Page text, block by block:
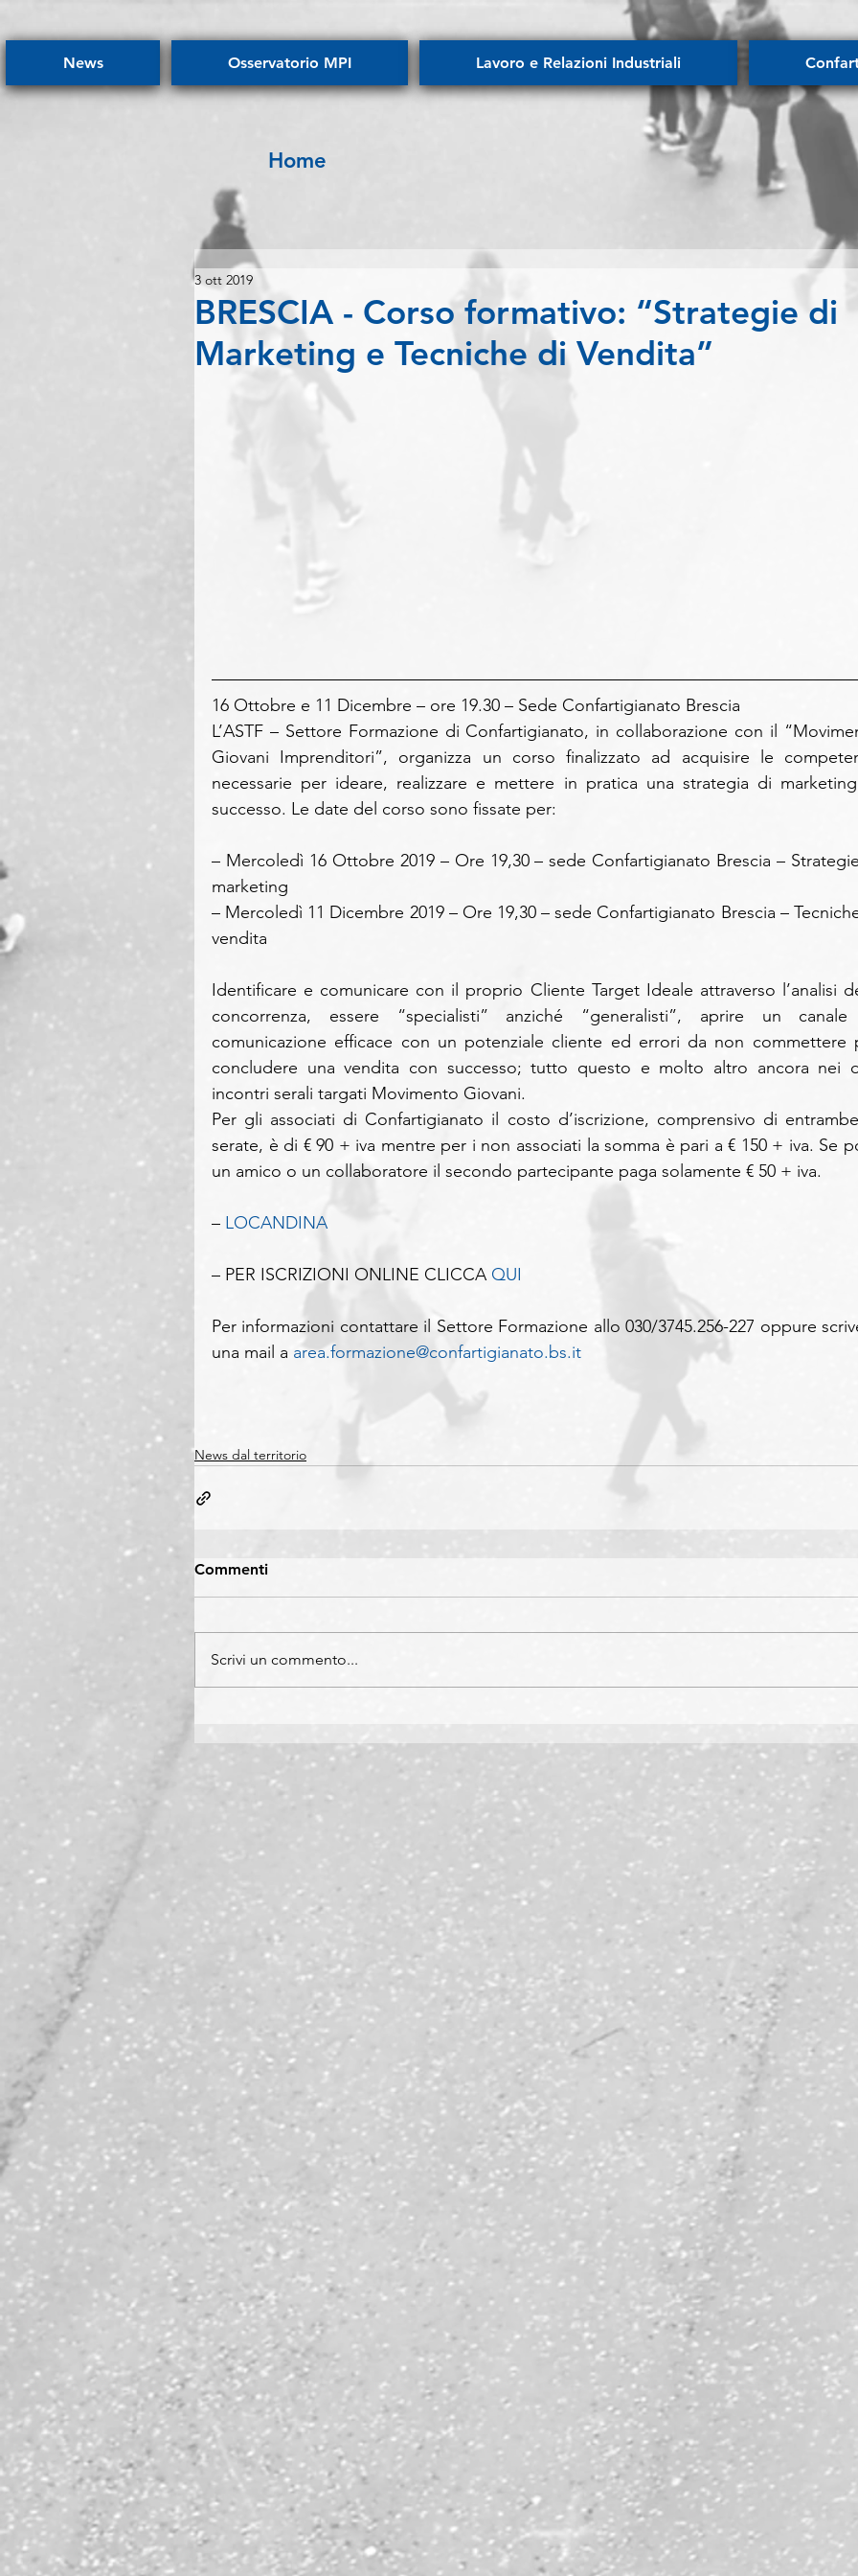
News Osservatorio MPI Lavoro e Relazioni Industriali
Home
BRESCIA - Corso formativo: “Strategie di
Marketing e Tecniche di Vendita”
3 ott 2019
16 Ottobre e 11 Dicembre – ore 19.30 – Sede Confartigianato Brescia
L’ASTF – Settore Formazione di Confartigianato, in collaborazione con il
Giovani Imprenditori”, organizza un corso finalizzato ad acquisire le
necessarie per ideare, realizzare e mettere in pratica una strategia di
successo. Le date del corso sono fissate per:
– Mercoledì 16 Ottobre 2019 – Ore 19,30 – sede Confartigianato Brescia –
marketing
– Mercoledì 11 Dicembre 2019 – Ore 19,30 – sede Confartigianato Brescia –
vendita
Identificare e comunicare con il proprio Cliente Target Ideale attraverso l’analisi
concorrenza, essere “specialisti” anziché “generalisti”, aprire un
comunicazione efficace con un potenziale cliente ed errori da non commettere
concludere una vendita con successo; tutto questo e molto altro ancora nei
incontri serali targati Movimento Giovani.
Per gli associati di Confartigianato il costo d’iscrizione, comprensivo di
serate, è di € 90 + iva mentre per i non associati la somma è pari a € 150 + iva. Se
un amico o un collaboratore il secondo partecipante paga solamente € 50 + iva.
– LOCANDINA
– PER ISCRIZIONI ONLINE CLICCA QUI
Per informazioni contattare il Settore Formazione allo 030/3745.256-227 oppure
una mail a area.formazione@confartigianato.bs.it
News dal territorio
Commenti
Scrivi un commento...